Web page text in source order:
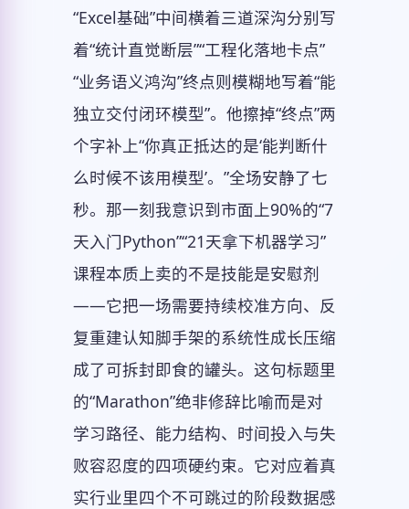
“Excel基础”中间横着三道深沟分别写
着“统计直觉断层”“工程化落地卡点”
“业务语义鸿沟”终点则模糊地写着“能
独立交付闭环模型”。他擦掉“终点”两
个字补上“你真正抵达的是‘能判断什
么时候不该用模型’。”全场安静了七
秒。那一刻我意识到市面上90%的“7
天入门Python”“21天拿下机器学习”
课程本质上卖的不是技能是安慰剂
——它把一场需要持续校准方向、反
复重建认知脚手架的系统性成长压缩
成了可拆封即食的罐头。这句标题里
的“Marathon”绝非修辞比喻而是对
学习路径、能力结构、时间投入与失
败容忍度的四项硬约束。它对应着真
实行业里四个不可跳过的阶段数据感